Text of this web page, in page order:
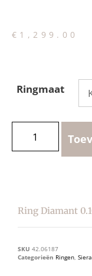
€ 1,299.00
Ringmaat
Ring Diamant
SKU 42.06187
Categorieën Ringen,